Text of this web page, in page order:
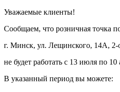
Уважаемые клиенты!
Сообщаем, что розничная точка
г. Минск, ул. Лещинского, 14А, 2-
не будет работать с 13 июля по
В указанный период вы можете: